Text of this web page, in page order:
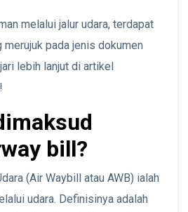
melalui jalur udara, terdapat
pada jenis dokumen
lebih lanjut di artikel
bill?
(Air Waybill atau AWB) ialah
udara. Definisinya adalah